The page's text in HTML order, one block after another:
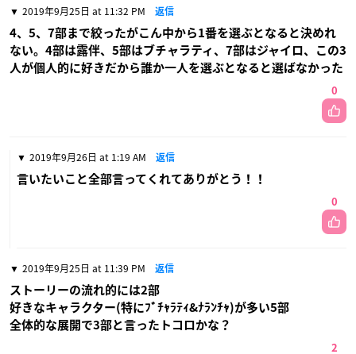
2019年9月25日 at 11:32 PM 返信
4、5、7部まで絞ったがこん中から1番を選ぶとなると決めれ
ない。4部は露伴、5部はブチャラティ、7部はジャイロ、この3
人が個人的に好きだから誰か一人を選ぶとなると選ばなかった
0
2019年9月26日 at 1:19 AM 返信
言いたいこと全部言ってくれてありがとう！！
0
2019年9月25日 at 11:39 PM 返信
ストーリーの流れ的には2部
好きなキャラクター(特にﾌﾞﾁｬﾗﾃｨ&ﾅﾗﾝﾁｬ)が多い5部
全体的な展開で3部と言ったトコロかな？
2